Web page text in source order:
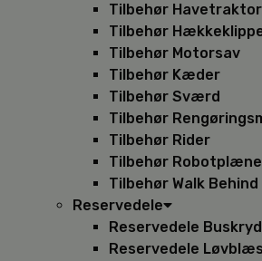
Tilbehør Havetraktor
Tilbehør
Tilbehør Motorsav
Tilbehør Kæder
Tilbehør Sværd
Tilbehør
Tilbehør Rider
Tilbehør
Tilbehør Walk Behind
Reservedele
Reservedele
Reservedele